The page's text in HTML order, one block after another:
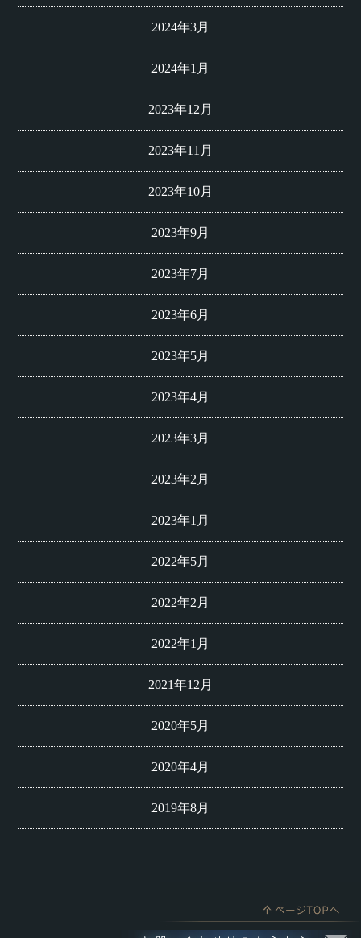
2024年3月
2024年1月
2023年12月
2023年11月
2023年10月
2023年9月
2023年7月
2023年6月
2023年5月
2023年4月
2023年3月
2023年2月
2023年1月
2022年5月
2022年2月
2022年1月
2021年12月
2020年5月
2020年4月
2019年8月